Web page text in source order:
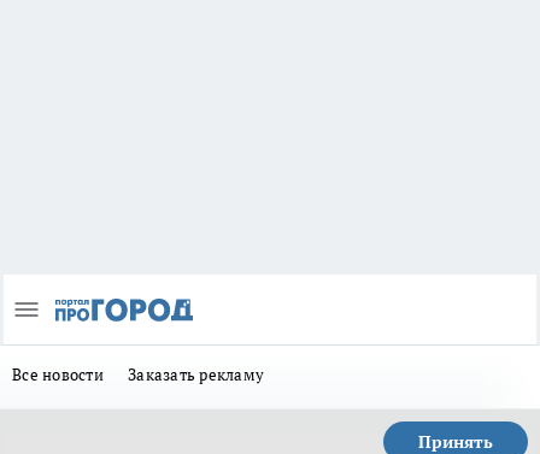
Все новости Заказать рекламу
Принять